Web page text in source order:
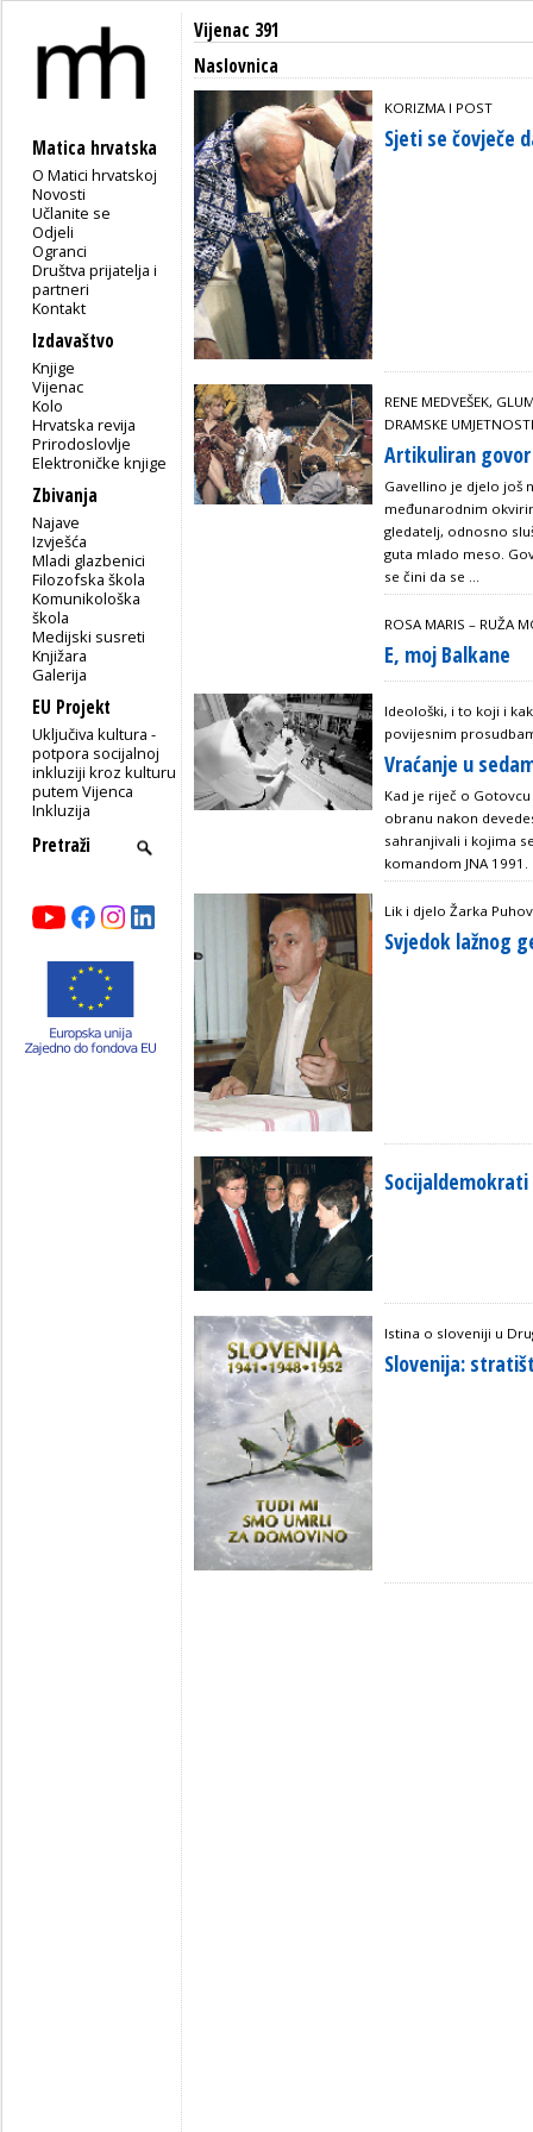
Matica hrvatska
O Matici hrvatskoj
Novosti
Učlanite se
Odjeli
Ogranci
Društva prijatelja i
partneri
Kontakt
Izdavaštvo
Knjige
Vijenac
Kolo
Hrvatska revija
Prirodoslovlje
Elektroničke knjige
Zbivanja
Najave
Izvješća
Mladi glazbenici
Filozofska škola
Komunikološka
škola
Medijski susreti
Knjižara
Galerija
EU Projekt
Uključiva kultura -
potpora socijalnoj
inkluziji kroz kulturu
putem Vijenca
Inkluzija
Vijenac 391
Naslovnica
KORIZMA I POST
Sjeti se čovječe
RENE MEDVEŠEK,
DRAMSKE UMJETNOSTI
Artikuliran
Gavellino je djelo još
međunarodnim
gledatelj, odnosno
guta mlado meso.
se čini da se ...
ROSA MARIS – RUŽA
E, moj Balkane
Ideološki, i to koji i
povijesnim
Vraćanje u
Kad je riječ o
obranu nakon
sahranjivali i kojima
komandom JNA 1991.
Lik i djelo Žarka
Svjedok lažnog
Istina o sloveniji u
Slovenija: